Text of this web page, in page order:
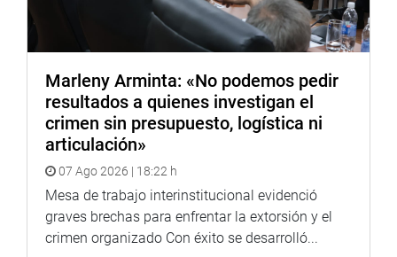
Marleny Arminta: «No podemos pedir
resultados a quienes investigan el
crimen sin presupuesto, logística ni
articulación»
07 Ago 2026 | 18:22 h
Mesa de trabajo interinstitucional evidenció
graves brechas para enfrentar la extorsión y el
crimen organizado Con éxito se desarrolló...